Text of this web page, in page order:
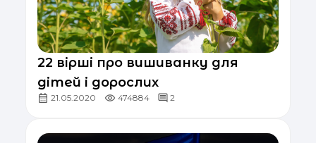
22 вірші про вишиванку для
дітей і дорослих
21.05.2020 474884 2